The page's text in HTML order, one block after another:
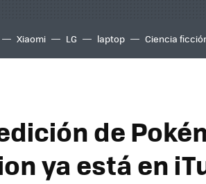
Xiaomi LG laptop Ciencia
de
ya está en